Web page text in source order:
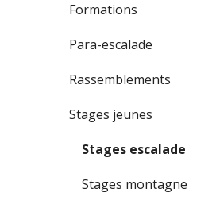
Formations
Para-escalade
Rassemblements
Stages jeunes
Stages escalade
Stages montagne